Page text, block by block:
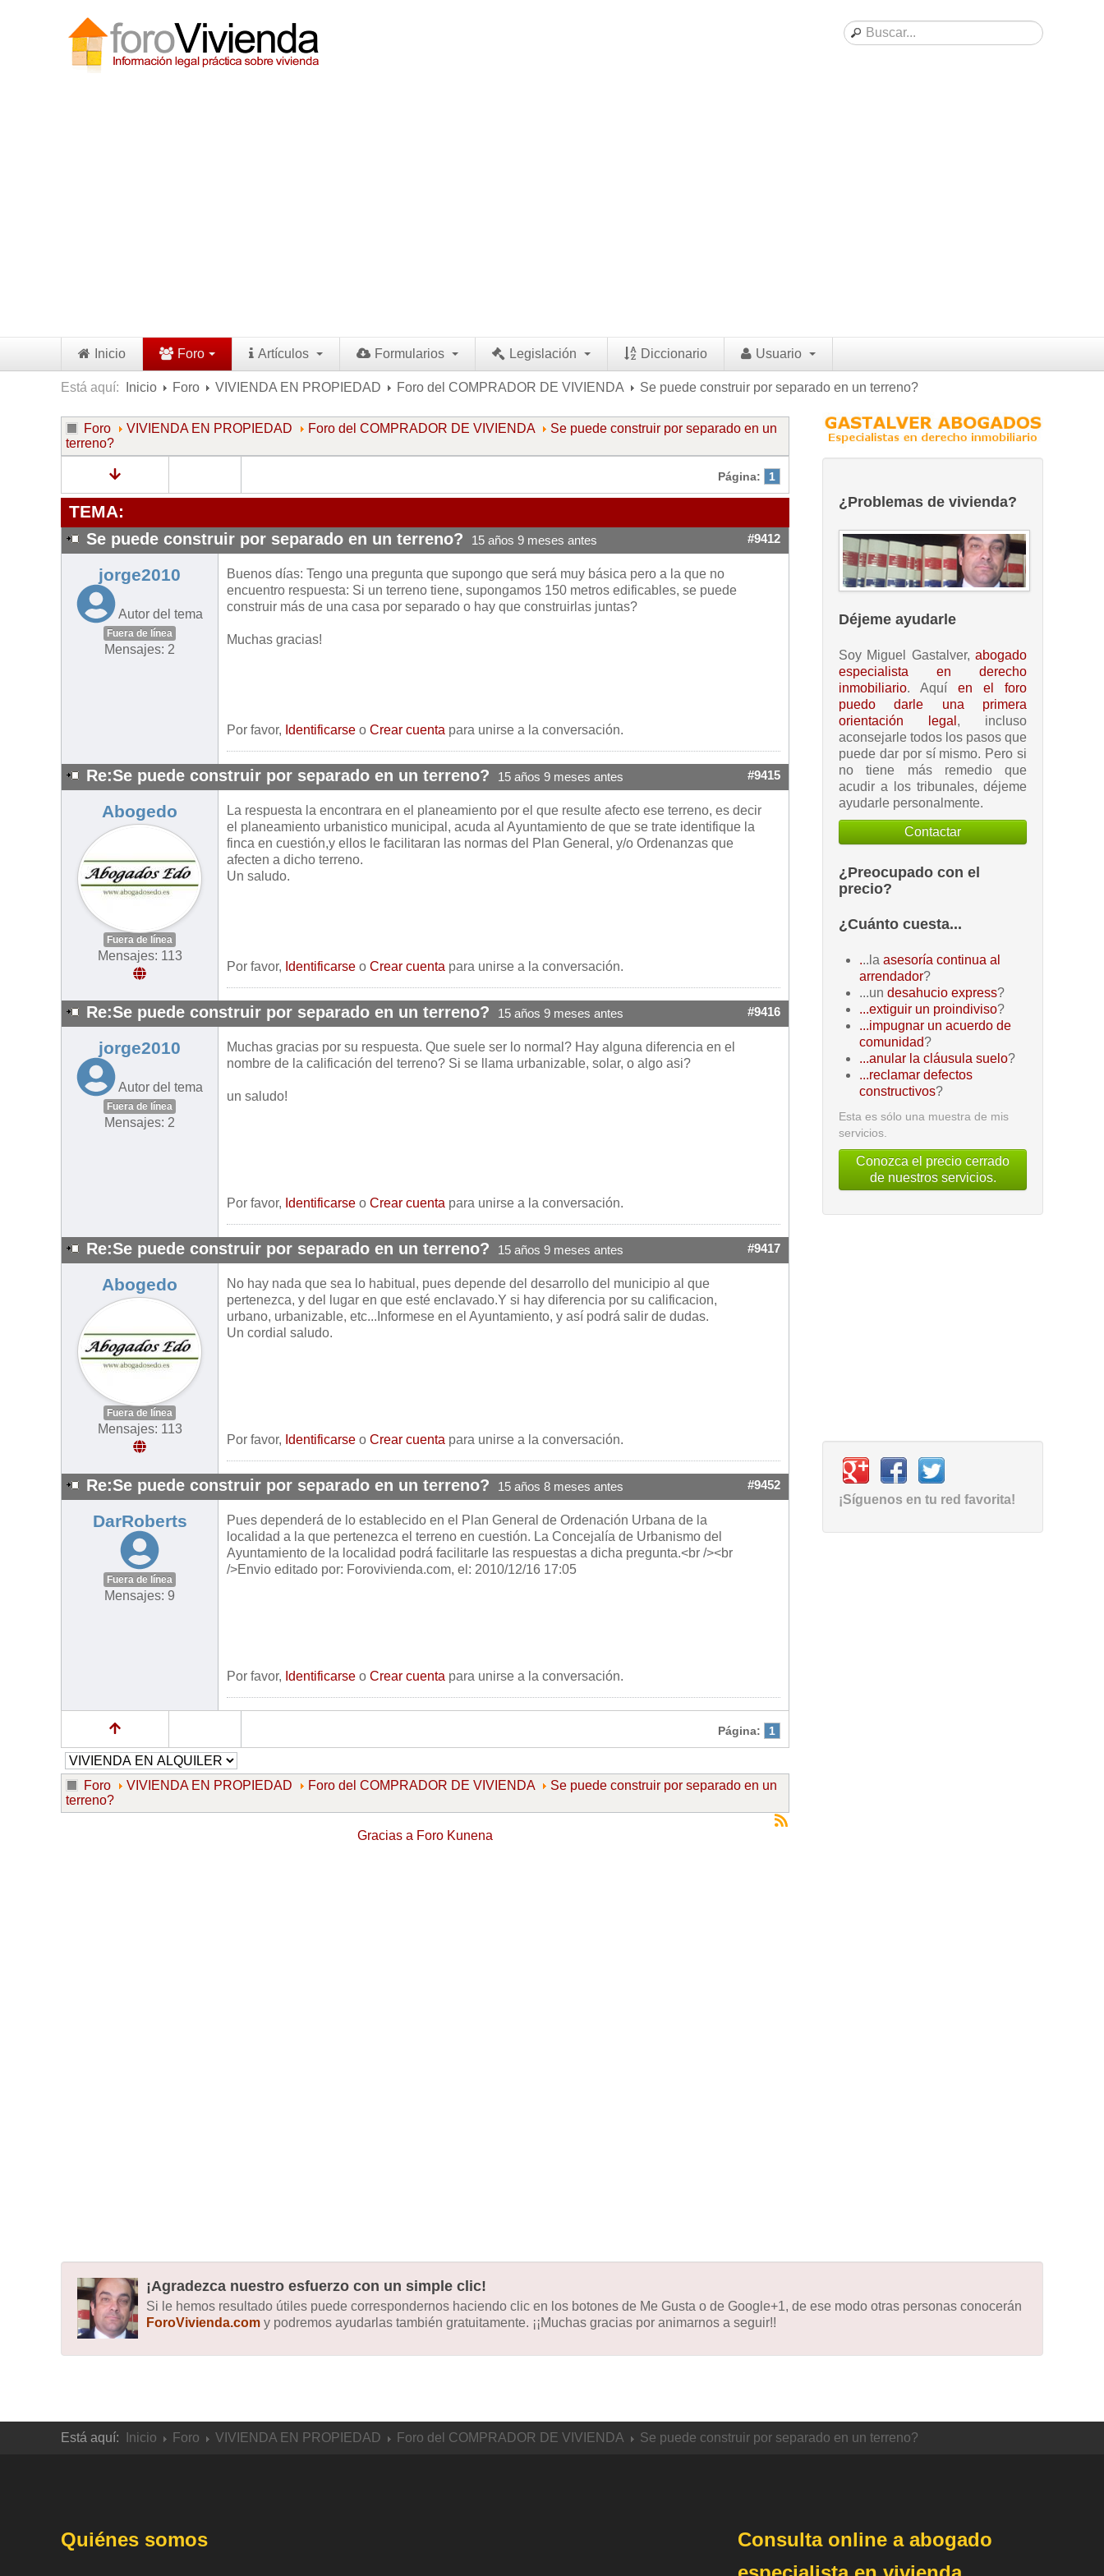
Inicio Foro Artículos Formularios Legislación Diccionario Usuario
Está aquí: Inicio Foro VIVIENDA EN PROPIEDAD Foro del COMPRADOR DE VIVIENDA Se puede construir por separado en un terreno?
Foro VIVIENDA EN PROPIEDAD Foro del COMPRADOR DE VIVIENDA
Se puede construir por separado en un
terreno?
Página: 1
TEMA:
Se puede construir por separado en un terreno? 15 años 9 meses antes #9412
jorge2010
Autor del tema
Fuera de línea
Mensajes: 2
Buenos días: Tengo una pregunta que supongo que será muy básica pero a la que no
encuentro respuesta: Si un terreno tiene, supongamos 150 metros edificables, se puede
construir más de una casa por separado o hay que construirlas juntas?
Muchas gracias!
Por favor, Identificarse o Crear cuenta para unirse a la conversación.
Re:Se puede construir por separado en un terreno? 15 años 9 meses antes #9415
Abogedo
Fuera de línea
Mensajes: 113
La respuesta la encontrara en el planeamiento por el que resulte afecto ese terreno, es decir
el planeamiento urbanistico municipal, acuda al Ayuntamiento de que se trate identifique la
finca en cuestión,y ellos le facilitaran las normas del Plan General, y/o Ordenanzas que
afecten a dicho terreno.
Un saludo.
Por favor, Identificarse o Crear cuenta para unirse a la conversación.
Re:Se puede construir por separado en un terreno? 15 años 9 meses antes #9416
jorge2010
Autor del tema
Fuera de línea
Mensajes: 2
Muchas gracias por su respuesta. Que suele ser lo normal? Hay alguna diferencia en el
nombre de la calificación del terreno? Si se llama urbanizable, solar, o algo asi?
un saludo!
Por favor, Identificarse o Crear cuenta para unirse a la conversación.
Re:Se puede construir por separado en un terreno? 15 años 9 meses antes #9417
Abogedo
Fuera de línea
Mensajes: 113
No hay nada que sea lo habitual, pues depende del desarrollo del municipio al que
pertenezca, y del lugar en que esté enclavado.Y si hay diferencia por su calificacion,
urbano, urbanizable, etc...Informese en el Ayuntamiento, y así podrá salir de dudas.
Un cordial saludo.
Por favor, Identificarse o Crear cuenta para unirse a la conversación.
Re:Se puede construir por separado en un terreno? 15 años 8 meses antes #9452
DarRoberts
Fuera de línea
Mensajes: 9
Pues dependerá de lo establecido en el Plan General de Ordenación Urbana de la
localidad a la que pertenezca el terreno en cuestión. La Concejalía de Urbanismo del
Ayuntamiento de la localidad podrá facilitarle las respuestas a dicha pregunta.<br /><br
/>Envio editado por: Forovivienda.com, el: 2010/12/16 17:05
Por favor, Identificarse o Crear cuenta para unirse a la conversación.
Página: 1
Foro VIVIENDA EN PROPIEDAD Foro del COMPRADOR DE VIVIENDA
Se puede construir por separado en un
terreno?
Gracias a Foro Kunena
¿Problemas de vivienda?
Déjeme ayudarle
Soy Miguel Gastalver, abogado
especialista en derecho
inmobiliario. Aquí en el foro
puedo darle una primera
orientación legal , incluso
aconsejarle todos los pasos que
puede dar por sí mismo. Pero si
no tiene más remedio que
acudir a los tribunales, déjeme
ayudarle personalmente.
Contactar
¿Preocupado con el
precio?
¿Cuánto cuesta...
...la asesoría continua al
arrendador?
...un desahucio express?
...extiguir un proindiviso?
...impugnar un acuerdo de
comunidad?
...anular la cláusula suelo?
...reclamar defectos
constructivos?
Esta es sólo una muestra de mis
servicios.
Conozca el precio cerrado
de nuestros servicios.
¡Síguenos en tu red favorita!
¡Agradezca nuestro esfuerzo con un simple clic!
Si le hemos resultado útiles puede correspondernos haciendo clic en los botones de Me Gusta o de Google+1, de ese modo otras personas conocerán
ForoVivienda.com y podremos ayudarlas también gratuitamente. ¡¡Muchas gracias por animarnos a seguir!!
Está aquí: Inicio Foro VIVIENDA EN PROPIEDAD Foro del COMPRADOR DE VIVIENDA Se puede construir por separado en un terreno?
Quiénes somos
Consulta online a abogado